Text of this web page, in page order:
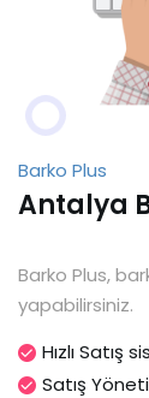
Barko Plus
Antalya
Barko Plus,
yapabilirsiniz.
Hızlı Satış
Satış